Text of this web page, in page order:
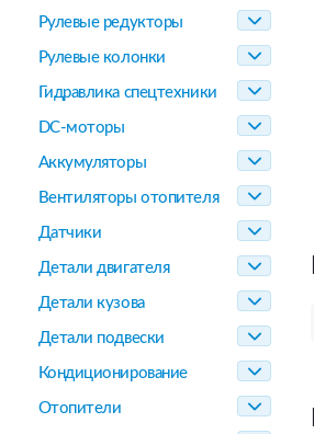
Рулевые редукторы
Рулевые колонки
Гидравлика спецтехники
DC-моторы
Аккумуляторы
Вентиляторы отопителя
Датчики
Детали двигателя
Детали кузова
Детали подвески
Кондиционирование
Отопители